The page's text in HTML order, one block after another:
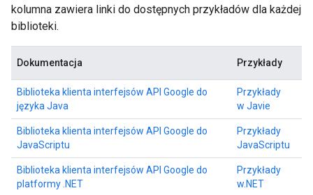
kolumna zawiera linki do dostępnych przykładów dla każdej
biblioteki.
Dokumentacja Przykłady
Biblioteka klienta interfejsów API Google do
języka Java
Przykłady
w Javie
Biblioteka klienta interfejsów API Google do
JavaScriptu
Przykłady
JavaScriptu
Biblioteka klienta interfejsów API Google do
platformy .NET
Przykłady
w.NET